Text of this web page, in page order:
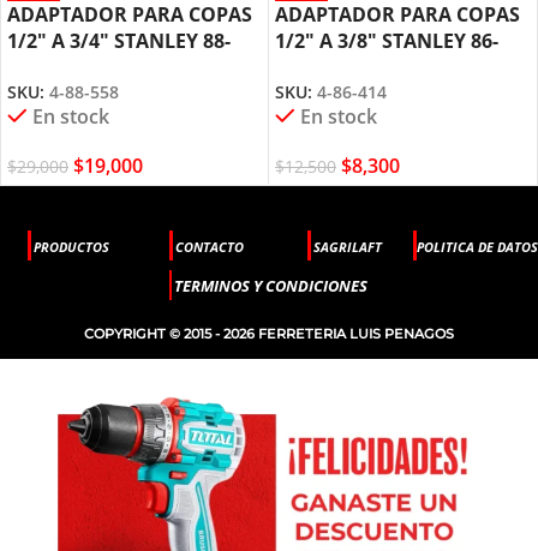
ADAPTADOR PARA COPAS
1/2″ A 3/4″ STANLEY 88-
SKU: 4-88-558
En stock
$29,000 $19,000
ADAPTADOR PARA COPAS
1/2″ A 3/8″ STANLEY 86-
SKU: 4-86-414
En stock
$12,500 $8,300
PRODUCTOS CONTACTO SAGRILAFT POLITICA DE DATOS
TERMINOS Y CONDICIONES
COPYRIGHT © 2015 - 2026 FERRETERIA LUIS PENAGOS